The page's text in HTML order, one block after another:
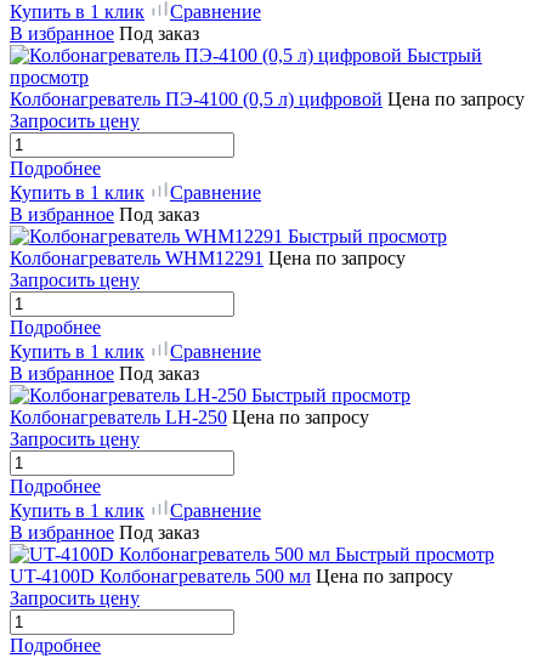
Купить в 1 клик
Сравнение
В избранное Под заказ
Быстрый
просмотр
Колбонагреватель ПЭ-4100 (0,5 л) цифровой Цена по запросу
Запросить цену
Подробнее
Купить в 1 клик
Сравнение
В избранное Под заказ
Быстрый просмотр
Колбонагреватель WHM12291 Цена по запросу
Запросить цену
Подробнее
Купить в 1 клик
Сравнение
В избранное Под заказ
Быстрый просмотр
Колбонагреватель LH-250 Цена по запросу
Запросить цену
Подробнее
Купить в 1 клик
Сравнение
В избранное Под заказ
Быстрый просмотр
UT-4100D Колбонагреватель 500 мл Цена по запросу
Запросить цену
Подробнее